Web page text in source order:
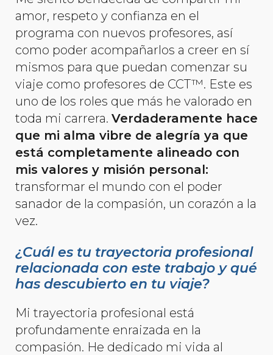
amor, respeto y confianza en el
programa con nuevos profesores, así
como poder acompañarlos a creer en sí
mismos para que puedan comenzar su
viaje como profesores de CCT™. Este es
uno de los roles que más he valorado en
toda mi carrera. Verdaderamente hace
que mi alma vibre de alegría ya que
está completamente alineado con
mis valores y misión personal:
transformar el mundo con el poder
sanador de la compasión, un corazón a la
vez.
¿Cuál es tu trayectoria profesional
relacionada con este trabajo y qué
has descubierto en tu viaje?
Mi trayectoria profesional está
profundamente enraizada en la
compasión. He dedicado mi vida al